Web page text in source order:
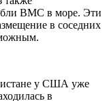
ВМС в море. Эти
в соседних
у США уже
в